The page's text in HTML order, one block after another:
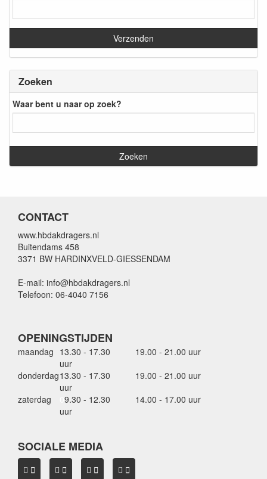
Zoeken
Waar bent u naar op zoek?
CONTACT
www.hbdakdragers.nl
Buitendams 458
3371 BW HARDINXVELD-GIESSENDAM
E-mail: info@hbdakdragers.nl
Telefoon: 06-4040 7156
OPENINGSTIJDEN
maandag 13.30 - 17.30
uur
19.00 - 21.00 uur
donderdag13.30 - 17.30
uur
19.00 - 21.00 uur
zaterdag
9.30 - 12.30
uur
14.00 - 17.00 uur
SOCIALE MEDIA